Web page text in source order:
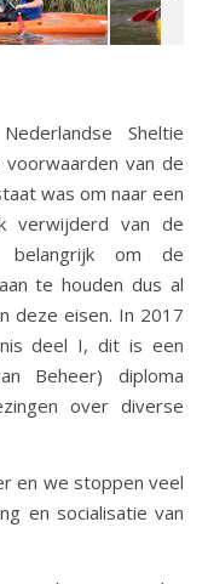
Sheltie
van de
was om naar een
verwijderd van de
om de
te houden dus al
deze eisen. In 2017
deel I, dit is een
Beheer) diploma
over diverse
en we stoppen veel
en socialisatie van